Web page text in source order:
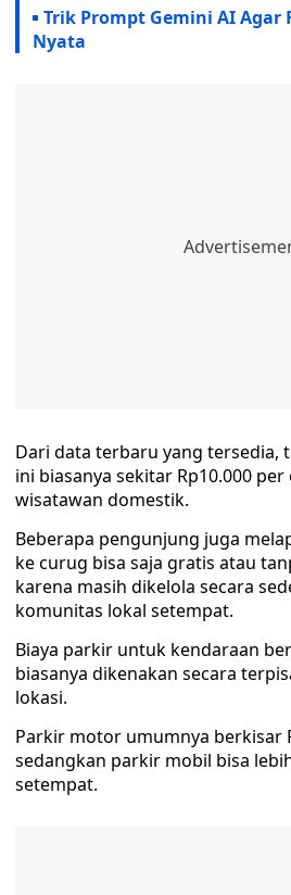
Trik Prompt Gemini AI Agar
Nyata
Dari data terbaru yang tersedia,
ini biasanya sekitar Rp10.000
wisatawan domestik.
Beberapa pengunjung juga
ke curug bisa saja gratis atau
karena masih dikelola secara
komunitas lokal setempat.
Biaya parkir untuk kendaraan
biasanya dikenakan secara
lokasi.
Parkir motor umumnya berkisar
sedangkan parkir mobil bisa
setempat.